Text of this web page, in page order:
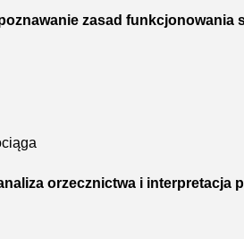
zasad funkcjonowania
orzecznictwa i interpretacja